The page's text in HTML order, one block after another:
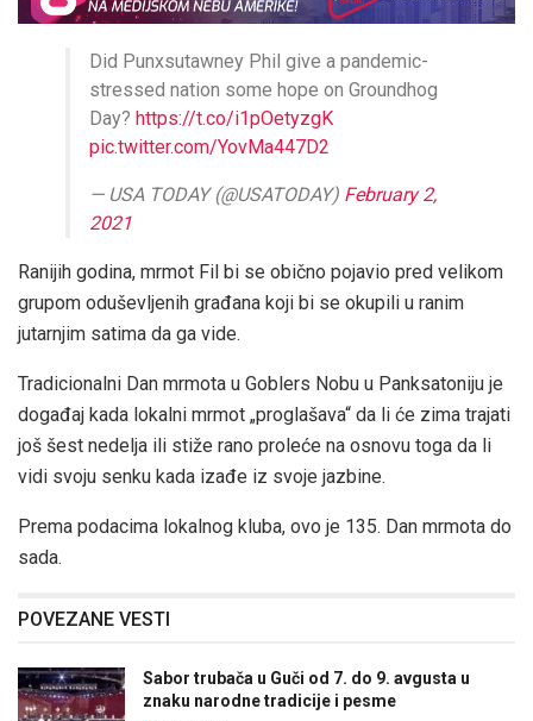
Did Punxsutawney Phil give a pandemic-
stressed nation some hope on Groundhog
Day? https://t.co/i1pOetyzgK
pic.twitter.com/YovMa447D2
— USA TODAY (@USATODAY) February 2,
2021
Ranijih godina, mrmot Fil bi se obično pojavio pred velikom
grupom oduševljenih građana koji bi se okupili u ranim
jutarnjim satima da ga vide.
Tradicionalni Dan mrmota u Goblers Nobu u Panksatoniju je
događaj kada lokalni mrmot „proglašava“ da li će zima trajati
još šest nedelja ili stiže rano proleće na osnovu toga da li
vidi svoju senku kada izađe iz svoje jazbine.
Prema podacima lokalnog kluba, ovo je 135. Dan mrmota do
sada.
POVEZANE VESTI
Sabor trubača u Guči od 7. do 9. avgusta u
znaku narodne tradicije i pesme